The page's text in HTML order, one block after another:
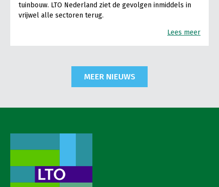
tuinbouw. LTO Nederland ziet de gevolgen inmiddels in
vrijwel alle sectoren terug.
Lees meer
MEER NIEUWS